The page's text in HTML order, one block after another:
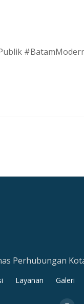
Perhubungan
Layanan Galeri